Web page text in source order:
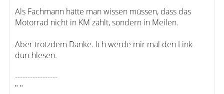
Als Fachmann hätte man wissen müssen, dass das
Motorrad nicht in KM zählt, sondern in Meilen.
Aber trotzdem Danke. Ich werde mir mal den Link
durchlesen.
-----------------
" "